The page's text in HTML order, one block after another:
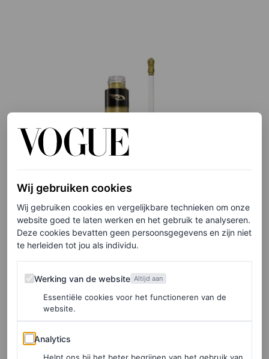
©DOUGLAS
Liquid oogschaduw, € 28,90
Oogpotlood van NYX
Wij gebruiken cookies
Wij gebruiken cookies en vergelijkbare technieken om onze
website goed te laten werken en het gebruik te analyseren.
Deze cookies bevatten geen persoonsgegevens en zijn niet
te herleiden tot jou als individu.
Werking van de website
Werking van de website Altijd aan
Essentiële cookies voor het functioneren van de
website.
Analytics
Analytics